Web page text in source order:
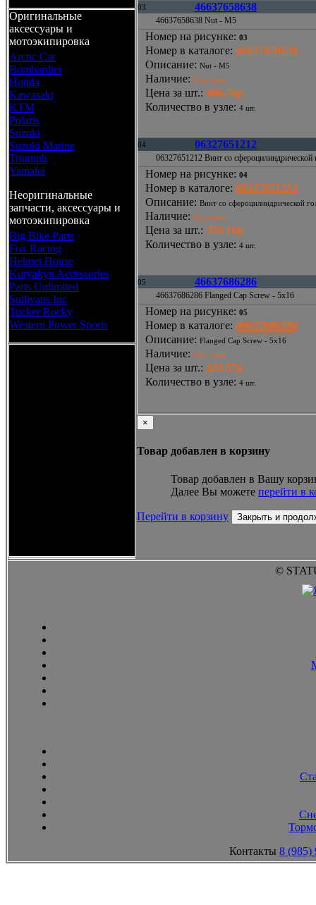
Оригинальные
аксессуары и
мотоэкипировка
Arctic Cat
Bombardier
Honda
Kawasaki
KTM
Polaris
Suzuki
Suzuki Marine
Triumph
Yamaha
Неоригинальные
запчасти, аксессуары и
мотоэкипировка
Big Bike Parts
Fox Racing
Helmet House
Kuryakyn Accessories
Parts Unlimited
Sullivans Inc
Tucker Rocky
Western Power Sports
03 46637658638
46637658638 Nut - M5
Номер на рисунке: 03
Номер в каталоге: 46637658638
Описание: Nut - M5
Наличие: Под заказ
Цена за шт.: 406.76р
Количество в узле: 4 шт.
04 06327651212
06327651212 Винт со
Номер на рисунке: 04
Номер в каталоге: 06327651212
Описание: Винт со сфероцилиндрической
Наличие: Под заказ
Цена за шт.: 359.10р
Количество в узле: 4 шт.
05 46637686286
46637686286 Flanged Cap Screw - 5x16
Номер на рисунке: 05
Номер в каталоге: 46637686286
Описание: Flanged Cap Screw - 5x16
Наличие: Под заказ
Цена за шт.: 423.57р
Количество в узле: 4 шт.
×
Товар добавлен в корзину
Товар добавлен в Вашу
Далее Вы можете перейти в
Перейти в корзину Закрыть и
©
Контакты 8 (985)